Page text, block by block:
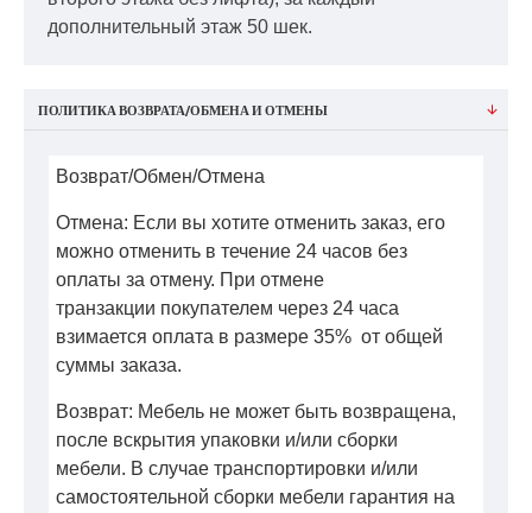
дополнительный этаж 50 шек.
ПОЛИТИКА ВОЗВРАТА/ОБМЕНА И ОТМЕНЫ
Возврат/Обмен/Отмена
Отмена: Если вы хотите отменить заказ, его
можно отменить в течение 24 часов без
оплаты за отмену. При отмене
транзакции покупателем через 24 часа
взимается оплата в размере 35% от общей
суммы заказа.
Возврат: Мебель не может быть возвращена,
после вскрытия упаковки и/или сборки
мебели. В случае транспортировки и/или
самостоятельной сборки мебели гарантия на